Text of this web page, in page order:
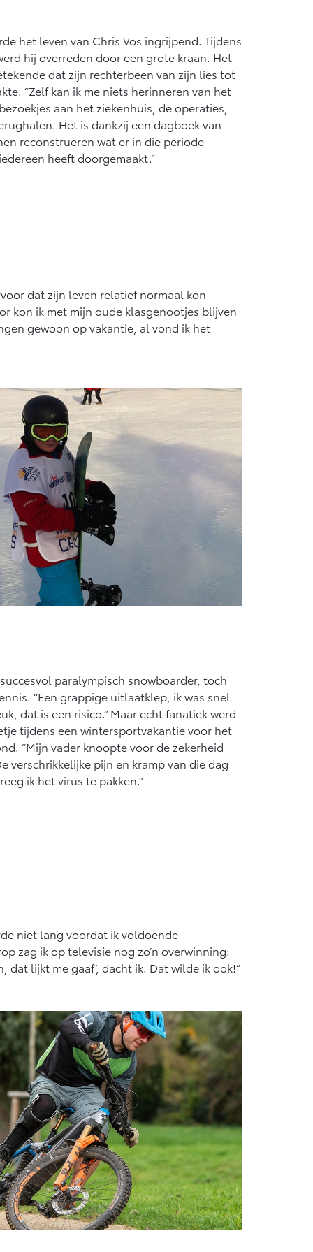
het leven van Chris Vos ingrijpend. Tijdens
hij overreden door een grote kraan. Het
dat zijn rechterbeen van zijn lies tot
“Zelf kan ik me niets herinneren van het
aan het ziekenhuis, de operaties,
Het is dankzij een dagboek van
reconstrueren wat er in die periode
heeft doorgemaakt.”
dat zijn leven relatief normaal kon
kon ik met mijn oude klasgenootjes blijven
gewoon op vakantie, al vond ik het
paralympisch snowboarder, toch
“Een grappige uitlaatklep, ik was snel
dat is een risico.” Maar echt fanatiek werd
tijdens een wintersportvakantie voor het
“Mijn vader knoopte voor de zekerheid
verschrikkelijke pijn en kramp van die dag
ik het virus te pakken.”
niet lang voordat ik voldoende
zag ik op televisie nog zo’n overwinning:
lijkt me gaaf’, dacht ik. Dat wilde ik ook!”